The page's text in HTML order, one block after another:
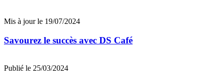
Mis à jour le 19/07/2024
Savourez le succès avec DS Café
Publié le 25/03/2024